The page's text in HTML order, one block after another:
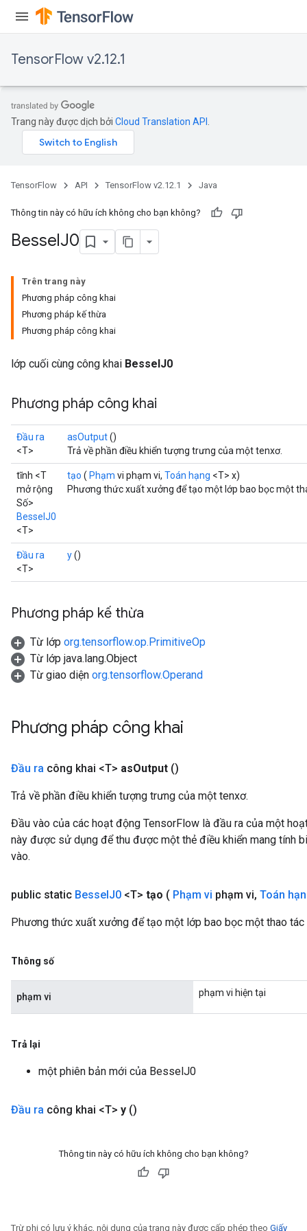
TensorFlow v2.12.1
Trang này được dịch bởi Cloud Translation API
TensorFlow API TensorFlow v2.12.1 Java
Thông tin này có hữu ích không cho bạn không?
BesselJ0
Trên trang này
Phương pháp công khai
Phương pháp kế thừa
Phương pháp công khai
lớp cuối cùng công khai BesselJ0
Phương pháp công khai
Đầu ra
<T>
asOutput()
Trả về phần điều khiển tượng trưng của một tenxơ.
tĩnh <T
mở rộng
Số>
BesselJ0
<T>
tạo ( Phạm vi phạm vi, Toán hạng <T> x)
Phương thức xuất xưởng để tạo một lớp bao bọc một
Đầu ra
<T>
y()
Phương pháp kế thừa
Từ lớp org.tensorflow.op.PrimitiveOp
Từ lớp java.lang.Object
Từ giao diện org.tensorflow.Operand
Phương pháp công khai
Đầu ra công khai <T> asOutput ()
Trả về phần điều khiển tượng trưng của một tenxơ.
Đầu vào của các hoạt động TensorFlow là đầu ra của một
này được sử dụng để thu được một thẻ điều khiển mang tính
vào.
public static BesselJ0 <T> tạo ( Phạm vi phạm vi, Toán
Phương thức xuất xưởng để tạo một lớp bao bọc một thao
Thông số
phạm vi phạm vi hiện tại
Trả lại
một phiên bản mới của BesselJ0
Đầu ra công khai <T> y ()
Thông tin này có hữu ích không cho bạn không?
Trừ phi có lưu ý khác, nội dung của trang này được cấp phép theo Giấy